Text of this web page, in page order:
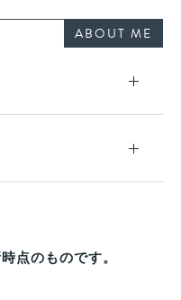
ABOUT ME
点のものです。